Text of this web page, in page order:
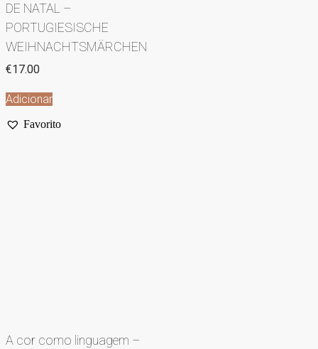
DE NATAL –
PORTUGIESISCHE
WEIHNACHTSMÄRCHEN
€17.00
Adicionar
Favorito
A cor como linguagem –